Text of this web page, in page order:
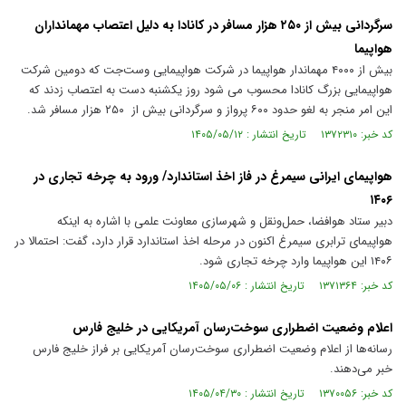
سرگردانی بیش از ۲۵۰ هزار مسافر در کانادا به دلیل اعتصاب مهمانداران
هواپیما
بیش از ۴۰۰۰ مهماندار هواپیما در شرکت هواپیمایی وست‌جت که دومین شرکت
هواپیمایی بزرگ کانادا محسوب می شود روز یکشنبه دست به اعتصاب زدند که
این امر منجر به لغو حدود ۶۰۰ پرواز و سرگردانی بیش از ۲۵۰ هزار مسافر شد.
کد خبر: ۱۳۷۲۳۱۰ تاریخ انتشار : ۱۴۰۵/۰۵/۱۲
هواپیمای ایرانی سیمرغ در فاز اخذ استاندارد/ ورود به چرخه تجاری در
۱۴۰۶
دبیر ستاد هوافضا، حمل‌ونقل و شهرسازی معاونت علمی با اشاره به اینکه
هواپیمای ترابری سیمرغ اکنون در مرحله اخذ استاندارد قرار دارد، گفت: احتمالا در
۱۴۰۶ این هواپیما وارد چرخه تجاری شود.
کد خبر: ۱۳۷۱۳۶۴ تاریخ انتشار : ۱۴۰۵/۰۵/۰۶
اعلام وضعیت اضطراری سوخت‌رسان آمریکایی در خلیج فارس
رسانه‌ها از اعلام وضعیت اضطراری سوخت‌رسان آمریکایی بر فراز خلیج فارس
خبر می‌دهند.
کد خبر: ۱۳۷۰۰۵۶ تاریخ انتشار : ۱۴۰۵/۰۴/۳۰